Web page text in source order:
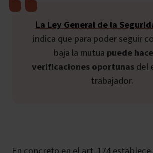
La Ley General de la
indica que para poder seguir
baja la mutua puede
verificaciones oportunasdel
trabajador.